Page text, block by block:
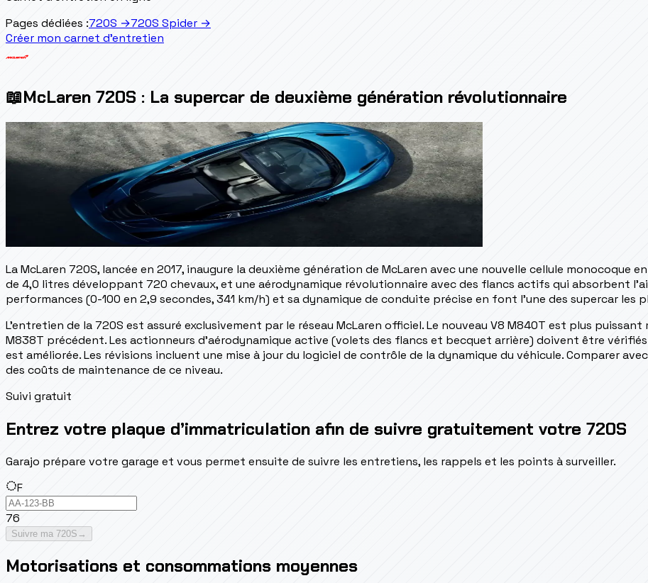
Pages dédiées :720S →720S Spider →
Créer mon carnet d'entretien
📖McLaren 720S : La supercar de deuxième génération révolutionnaire
La McLaren 720S, lancée en 2017, inaugure la deuxième génération de McLaren avec une nouvelle cellule monocoque
de 4,0 litres développant 720 chevaux, et une aérodynamique révolutionnaire avec des flancs actifs qui absorbent
performances (0-100 en 2,9 secondes, 341 km/h) et sa dynamique de conduite précise en font l'une des supercar les
L'entretien de la 720S est assuré exclusivement par le réseau McLaren officiel. Le nouveau V8 M840T est plus
M838T précédent. Les actionneurs d'aérodynamique active (volets des flancs et becquet arrière) doivent être
est améliorée. Les révisions incluent une mise à jour du logiciel de contrôle de la dynamique du véhicule. Comparer
des coûts de maintenance de ce niveau.
Suivi gratuit
Entrez votre plaque d’immatriculation afin de suivre gratuitement votre 720S
Garajo prépare votre garage et vous permet ensuite de suivre les entretiens, les rappels et les points à surveiller.
F
76
Suivre ma 720S →
Motorisations et consommations moyennes